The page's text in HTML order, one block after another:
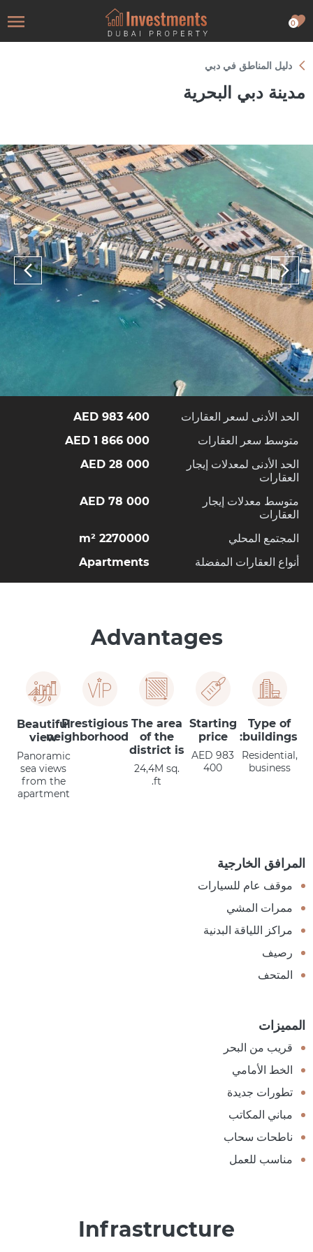
0
دليل المناطق في دبي
مدينة دبي البحرية
الحد الأدنى لسعر العقارات
983 400 AED
متوسط سعر العقارات
1 866 000 AED
الحد الأدنى لمعدلات إيجار
العقارات
28 000 AED
متوسط معدلات إيجار
العقارات
78 000 AED
المجتمع المحلي
2270000 m²
أنواع العقارات المفضلة
Apartments
Advantages
Type of
buildings:
Residential,
business
Starting
price
AED 983
400
The area
of the
district is
24,4M sq.
ft.
Prestigious
neighborhood
Beautiful
view
Panoramic
sea views
from the
apartment
المرافق الخارجية
موقف عام للسيارات
ممرات المشي
مراكز اللياقة البدنية
رصيف
المتحف
المميزات
قريب من البحر
الخط الأمامي
تطورات جديدة
مباني المكاتب
ناطحات سحاب
مناسب للعمل
Infrastructure